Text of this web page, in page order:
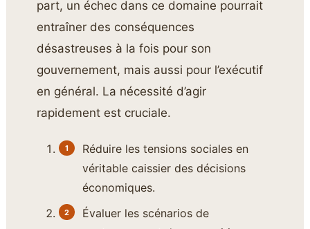
part, un échec dans ce domaine pourrait
entraîner des conséquences
désastreuses à la fois pour son
gouvernement, mais aussi pour l’exécutif
en général. La nécessité d’agir
rapidement est cruciale.
Réduire les tensions sociales en
véritable caissier des décisions
économiques.
Évaluer les scénarios de